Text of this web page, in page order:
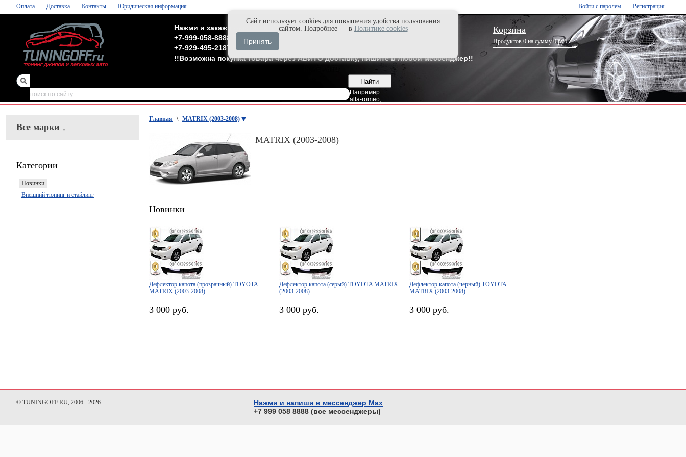
Войти с паролем Регистрация
Оплата Доставка Контакты Юридическая информация
Корзина
Продуктов 0 на сумму 0 руб.
Нажми и закажи быстро в Max'е
+7-999-058-8888
Владивосток
+7-929-495-2187
Москва
!!Возможна покупка товара через АВИТО доставку, пишите в любой мессенджер!!
Например:
alfa-romeo,
зеркала,обвесы
Все марки ↓
Категории
Новинки
Внешний тюнинг и стайлинг
Главная \ MATRIX (2003-2008)
MATRIX (2003-2008)
Новинки
Дефлектор капота (прозрачный) TOYOTA
MATRIX (2003-2008)
3 000 руб.
Дефлектор капота (серый) TOYOTA MATRIX
(2003-2008)
3 000 руб.
Дефлектор капота (черный) TOYOTA
MATRIX (2003-2008)
3 000 руб.
© TUNINGOFF.RU, 2006 - 2026
Нажми и напиши в мессенджер Max
+7 999 058 8888 (все мессенджеры)
Cайт использует cookies для повышения удобства пользования
сайтом. Подробнее — в Политике cookies
Принять